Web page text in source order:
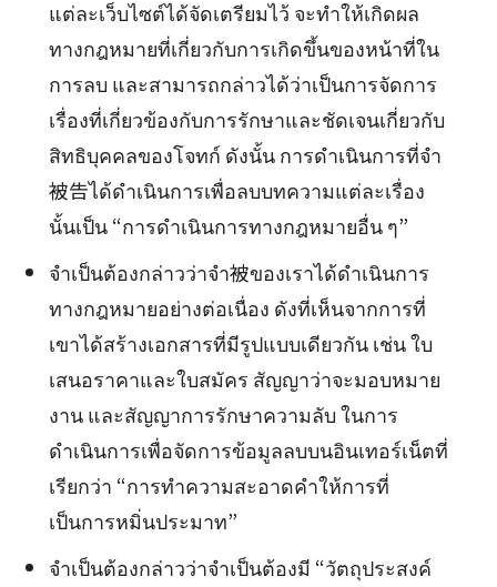
แต่ละเว็บไซต์ได้จัดเตรียมไว้ จะทำให้เกิดผล
ทางกฎหมายที่เกี่ยวกับการเกิดขึ้นของหน้าที่ใน
การลบ และสามารถกล่าวได้ว่าเป็นการจัดการ
เรื่องที่เกี่ยวข้องกับการรักษาและชัดเจนเกี่ยวกับ
สิทธิบุคคลของโจทก์ ดังนั้น การดำเนินการที่จำ
被告ได้ดำเนินการเพื่อลบบทความแต่ละเรื่อง
นั้นเป็น “การดำเนินการทางกฎหมายอื่น ๆ”
จำเป็นต้องกล่าวว่าจำ被ของเราได้ดำเนินการ
ทางกฎหมายอย่างต่อเนื่อง ดังที่เห็นจากการที่
เขาได้สร้างเอกสารที่มีรูปแบบเดียวกัน เช่น ใบ
เสนอราคาและใบสมัคร สัญญาว่าจะมอบหมาย
งาน และสัญญาการรักษาความลับ ในการ
ดำเนินการเพื่อจัดการข้อมูลลบบนอินเทอร์เน็ตที่
เรียกว่า “การทำความสะอาดคำให้การที่
เป็นการหมิ่นประมาท”
จำเป็นต้องกล่าวว่าจำเป็นต้องมี “วัตถุประสงค์